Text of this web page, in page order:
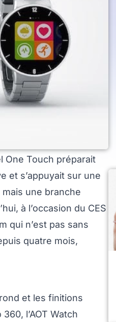
One Touch préparait
et s’appuyait sur une
une branche
à l’occasion du CES
qui n’est pas sans
quatre mois,
et les finitions
l’AOT Watch